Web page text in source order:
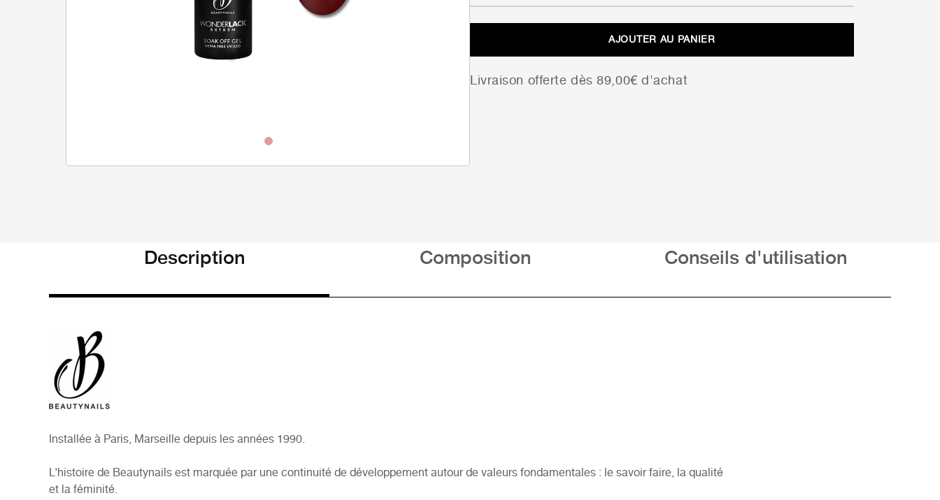
initialactuel
AJOUTER AU PANIER
Livraison offerte dès 89,00€ d'achat
Description Composition Conseils d'utilisation
Installée à Paris, Marseille depuis les années 1990.
L’histoire de Beautynails est marquée par une continuité de développement autour de valeurs fondamentales : le savoir faire, la qualité
et la féminité.